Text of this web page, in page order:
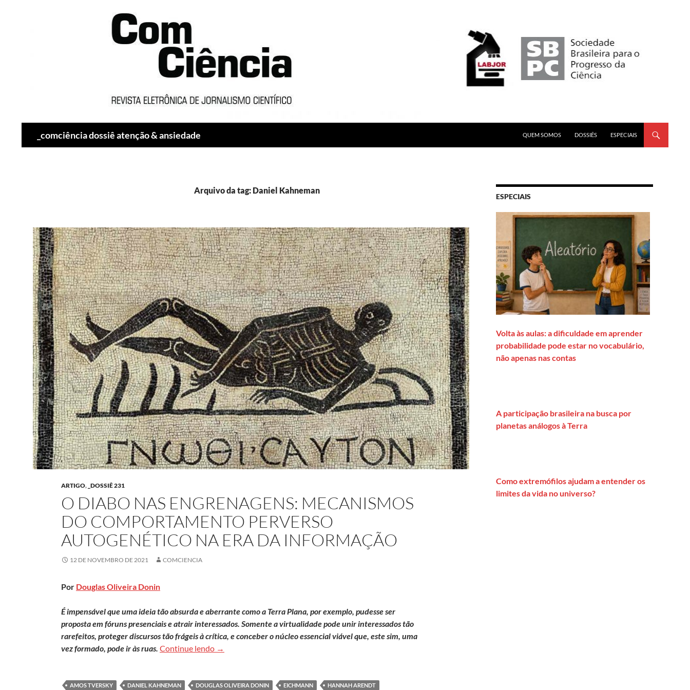
_comciência dossiê atenção & ansiedade
QUEM SOMOS
DOSSIÊS ESPECIAIS
Arquivo da tag: Daniel Kahneman
ARTIGO, _DOSSIÊ 231
O DIABO NAS ENGRENAGENS: MECANISMOS
DO COMPORTAMENTO PERVERSO
AUTOGENÉTICO NA ERA DA INFORMAÇÃO
12 DE NOVEMBRO DE 2021 COMCIENCIA
Por Douglas Oliveira Donin
É impensável que uma ideia tão absurda e aberrante como a Terra Plana, por exemplo, pudesse ser
proposta em fóruns presenciais e atrair interessados. Somente a virtualidade pode unir interessados tão
rarefeitos, proteger discursos tão frágeis à crítica, e conceber o núcleo essencial viável que, este sim, uma
vez formado, pode ir às ruas. Continue lendo O diabo nas engrenagens: mecanismos do comportamento perverso autogenético na era da informação
→
AMOS TVERSKY DANIEL KAHNEMAN DOUGLAS OLIVEIRA DONIN EICHMANN HANNAH ARENDT
ESPECIAIS
Volta às aulas: a dificuldade em aprender
probabilidade pode estar no vocabulário,
não apenas nas contas
A participação brasileira na busca por
planetas análogos à Terra
Como extremófilos ajudam a entender os
limites da vida no universo?